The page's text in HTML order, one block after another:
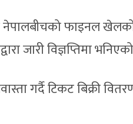
फाइनल खेलको
जारी विज्ञप्तिमा
गर्दै टिकट बिक्री